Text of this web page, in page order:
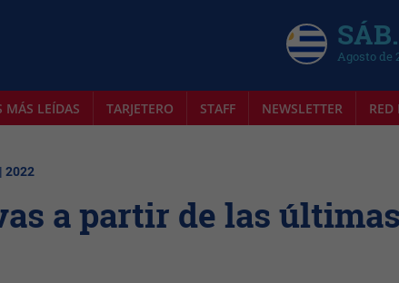
Agosto de
MÁS LEÍDAS TARJETERO STAFF NEWSLETTER
2022
a partir de las